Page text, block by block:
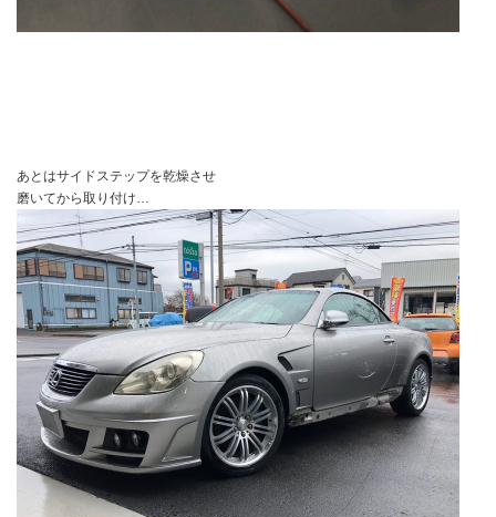
あとはサイドステップを乾燥させ
磨いてから取り付け…